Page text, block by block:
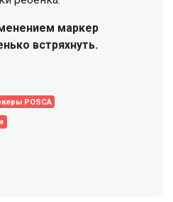
маркер
встряхнуть.
POSCA